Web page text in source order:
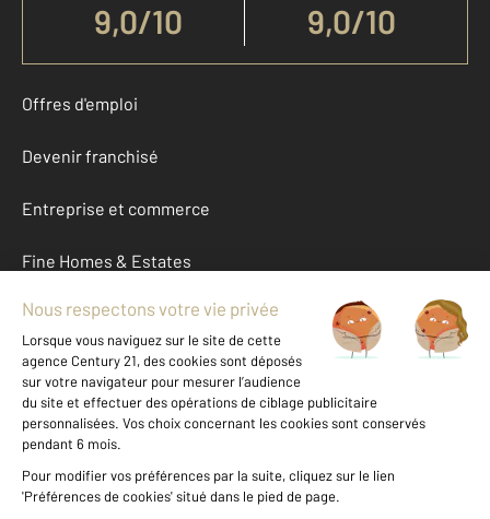
9,0/10 9,0/10
Offres d'emploi
Devenir franchisé
Entreprise et commerce
Fine Homes & Estates
À propos
International
Nous contacter